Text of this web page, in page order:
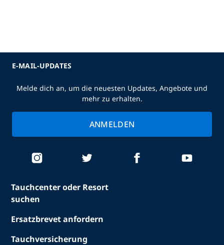
Tauchcenter oder Resort
suchen
Ersatzbrevet anfordern
Tauchversicherung
E-MAIL-UPDATES
Melde dich an, um die neuesten Updates, Angebote und
mehr zu erhalten.
ANMELDEN